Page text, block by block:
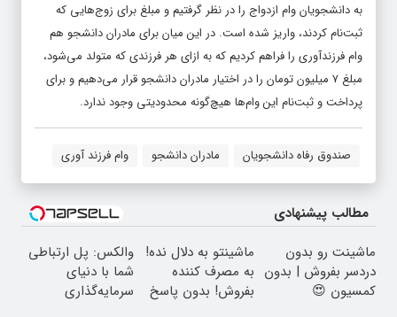
به دانشجویان وام ازدواج را در نظر گرفتیم و مبلغ برای زوج‌هایی که
ثبت‌نام کردند، واریز شده است. در این میان برای مادران دانشجو هم
وام فرزندآوری را فراهم کردیم که به ازای هر فرزندی که متولد می‌شود،
مبلغ ۷ میلیون تومان را در اختیار مادران دانشجو قرار می‌دهیم و برای
پرداخت و ثبت‌نام این وام‌ها هیچ‌گونه محدودیتی وجود ندارد.
صندوق رفاه دانشجویان مادران دانشجو وام فرزند آوری
مطالب پیشنهادی
ماشینت رو بدون
دردسر بفروش | بدون
کمسیون 😍
ماشینتو به دلال نده!
به مصرف کننده
بفروش! بدون پاسخ
والکس: پل ارتباطی
شما با دنیای
سرمایه‌گذاری